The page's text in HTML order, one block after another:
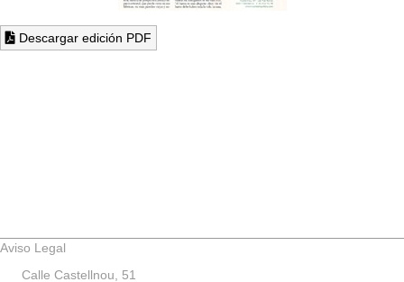
Descargar edición PDF
Aviso Legal
Calle Castellnou, 51